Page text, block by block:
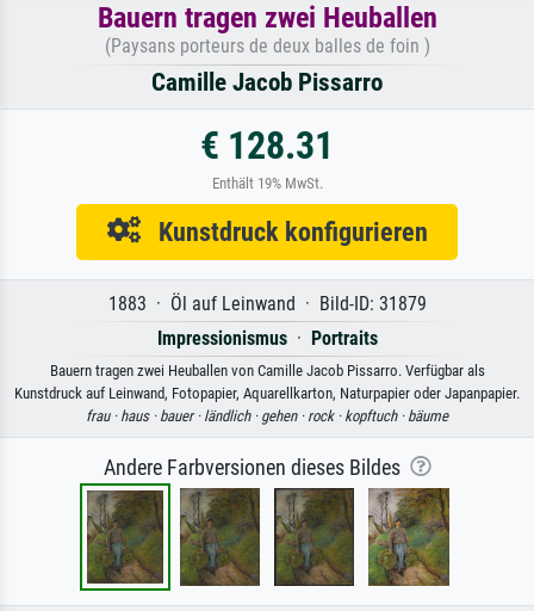
Bauern tragen zwei Heuballen
(Paysans porteurs de deux balles de foin )
Camille Jacob Pissarro
€ 128.31
Enthält 19% MwSt.
Kunstdruck konfigurieren
1883 · Öl auf Leinwand · Bild-ID: 31879
Impressionismus· Portraits
Bauern tragen zwei Heuballen von Camille Jacob Pissarro. Verfügbar als
Kunstdruck auf Leinwand, Fotopapier, Aquarellkarton, Naturpapier oder Japanpapier.
frau · haus · bauer · ländlich · gehen · rock · kopftuch · bäume
Andere Farbversionen dieses Bildes